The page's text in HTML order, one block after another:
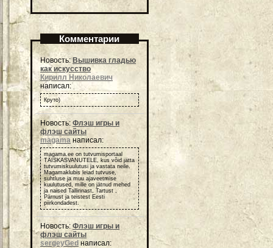
Комментарии
Новость: Вышивка гладью
как искусство
Кирилл Николаевич
написал:
Круто)
Новость: Флэш игры и
флэш сайты
magama написал:
magama.ee on tutvumisportaal
TÄISKASVANUTELE, kus võid jätta
tutvumiskuulutusi ja vastata neile.
Magamaklubis leiad tutvuse,
suhtluse ja muu ajaveetmise
kuulutused, mille on jätnud mehed
ja naised Tallinnast, Tartust ,
Pärnust ja teistest Eesti
piirkondadest.
Новость: Флэш игры и
флэш сайты
sergeyGed написал: